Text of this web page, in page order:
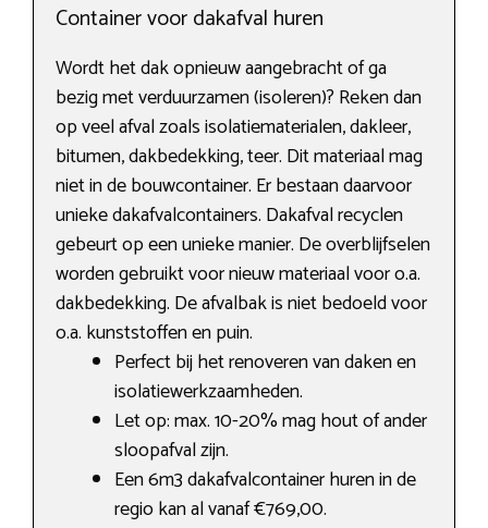
Container voor dakafval huren
Wordt het dak opnieuw aangebracht of ga
bezig met verduurzamen (isoleren)? Reken dan
op veel afval zoals isolatiematerialen, dakleer,
bitumen, dakbedekking, teer. Dit materiaal mag
niet in de bouwcontainer. Er bestaan daarvoor
unieke dakafvalcontainers. Dakafval recyclen
gebeurt op een unieke manier. De overblijfselen
worden gebruikt voor nieuw materiaal voor o.a.
dakbedekking. De afvalbak is niet bedoeld voor
o.a. kunststoffen en puin.
Perfect bij het renoveren van daken en
isolatiewerkzaamheden.
Let op: max. 10-20% mag hout of ander
sloopafval zijn.
Een 6m3 dakafvalcontainer huren in de
regio kan al vanaf €769,00.